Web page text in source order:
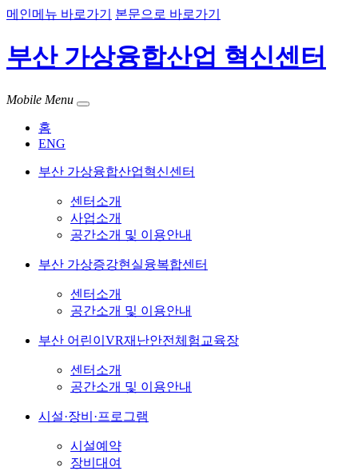
메인메뉴 바로가기 본문으로 바로가기
부산 가상융합산업 혁신센터
Mobile Menu
홈
ENG
부산 가상융합산업혁신센터
센터소개
사업소개
공간소개 및 이용안내
부산 가상증강현실융복합센터
센터소개
공간소개 및 이용안내
부산 어린이VR재난안전체험교육장
센터소개
공간소개 및 이용안내
시설·장비·프로그램
시설예약
장비대여